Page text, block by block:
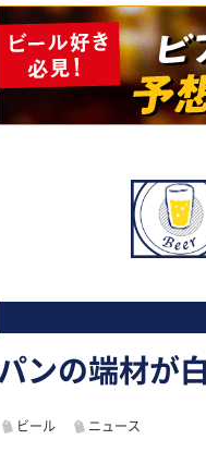
パンの端材が
ビール ニュース